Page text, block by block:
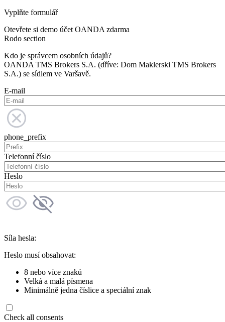
Vyplňte formulář
Otevřete si demo účet OANDA zdarma
Rodo section
Kdo je správcem osobních údajů?
OANDA TMS Brokers S.A. (dříve: Dom Maklerski TMS Brokers
S.A.) se sídlem ve Varšavě.
E-mail
phone_prefix
Telefonní číslo
Heslo
Síla hesla:
Heslo musí obsahovat:
8 nebo více znaků
Velká a malá písmena
Minimálně jedna číslice a speciální znak
Check all consents